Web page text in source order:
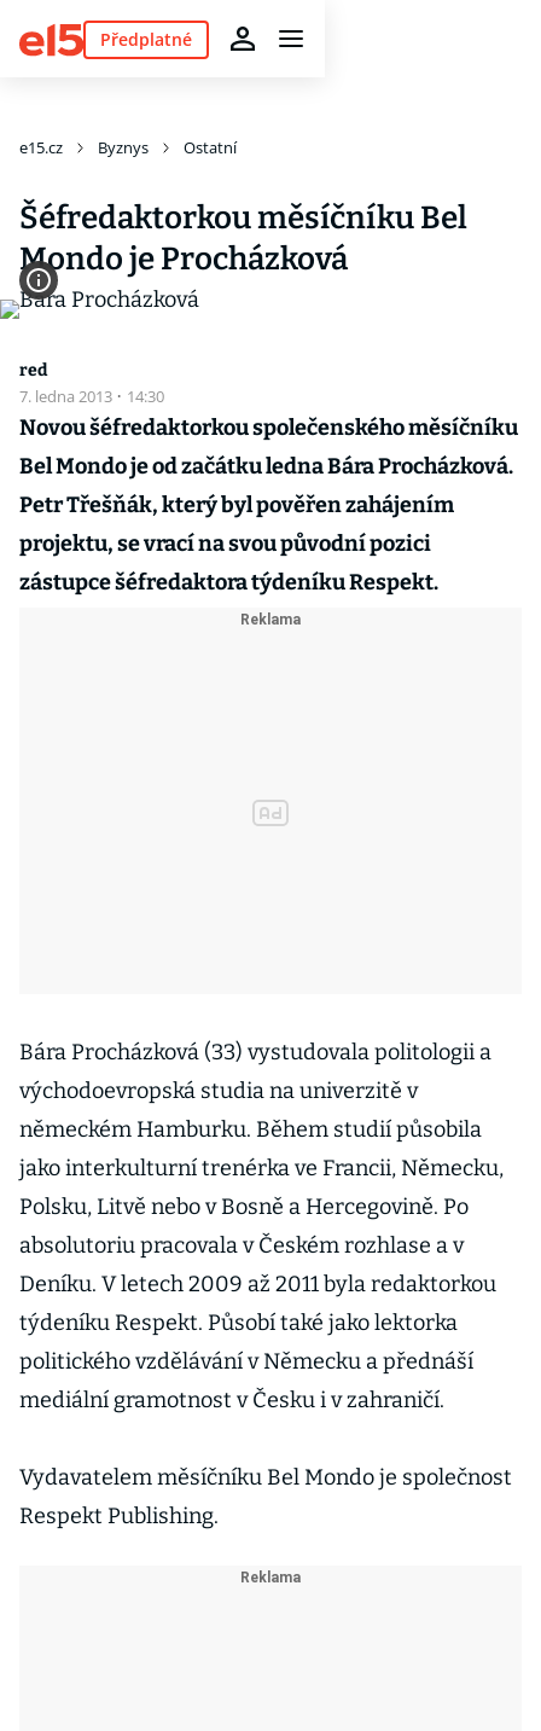
Předplatné
e15.cz Byznys Ostatní
Šéfredaktorkou měsíčníku Bel
Mondo je Procházková
red
7. ledna 2013 · 14:30
Novou šéfredaktorkou společenského měsíčníku
Bel Mondo je od začátku ledna Bára Procházková.
Petr Třešňák, který byl pověřen zahájením
projektu, se vrací na svou původní pozici
zástupce šéfredaktora týdeníku Respekt.
Bára Procházková (33) vystudovala politologii a
východoevropská studia na univerzitě v
německém Hamburku. Během studií působila
jako interkulturní trenérka ve Francii, Německu,
Polsku, Litvě nebo v Bosně a Hercegovině. Po
absolutoriu pracovala v Českém rozhlase a v
Deníku. V letech 2009 až 2011 byla redaktorkou
týdeníku Respekt. Působí také jako lektorka
politického vzdělávání v Německu a přednáší
mediální gramotnost v Česku i v zahraničí.
Vydavatelem měsíčníku Bel Mondo je společnost
Respekt Publishing.